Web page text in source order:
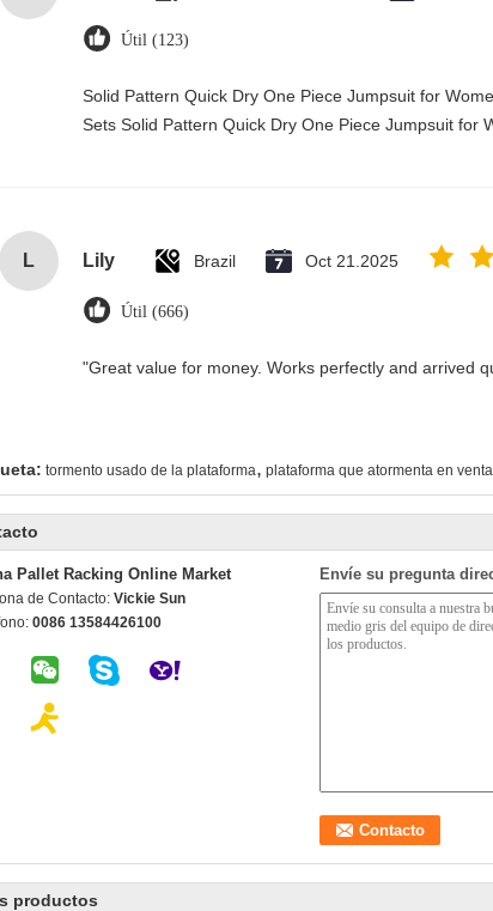
Útil (123)
Solid Pattern Quick Dry One Piece Jumpsuit for
Sets Solid Pattern Quick Dry One Piece Jumpsuit for
L Lily Brazil Oct 21.2025
Útil (666)
"Great value for money. Works perfectly and arrived
tormento usado de la plataforma, plataforma que atormenta en venta
Pallet Racking Online Market
de Contacto: Vickie Sun
0086 13584426100
Envíe su pregunta
productos